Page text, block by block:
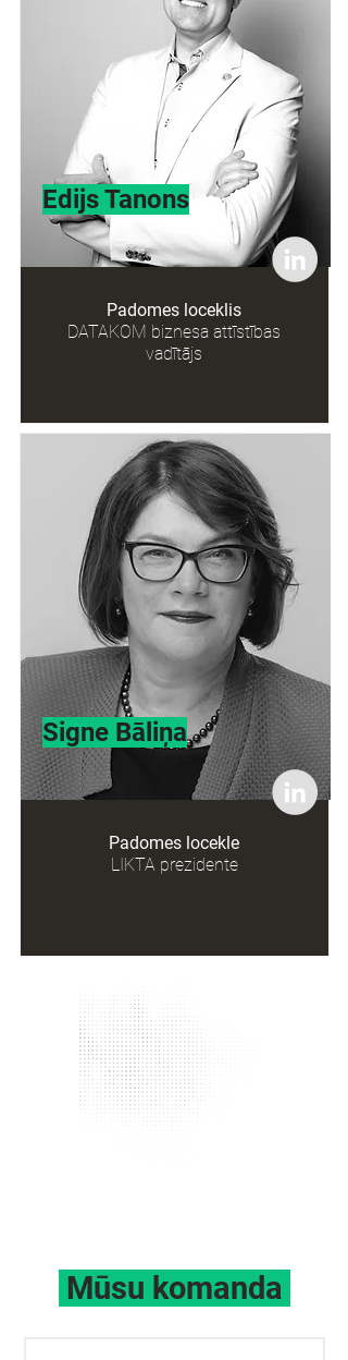
Edijs Tanons
Padomes loceklis
DATAKOM biznesa attīstības
vadītājs
Signe Bāliņa
Padomes locekle
LIKTA prezidente
Mūsu komanda